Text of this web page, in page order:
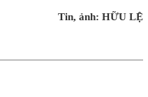
Tin, ảnh: HỮU LỆ